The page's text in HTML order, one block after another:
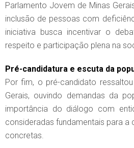
Parlamento Jovem de Minas
inclusão de pessoas com
iniciativa busca incentivar o
respeito e participação plena na
Pré-candidatura e escuta da
Por fim, o pré-candidato
Gerais, ouvindo demandas da
importância do diálogo com
consideradas fundamentais para
concretas.